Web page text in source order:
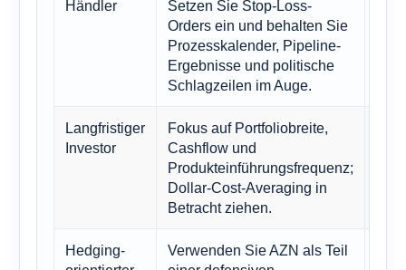
Händler
Setzen Sie Stop-Loss-
Orders ein und behalten Sie
Prozesskalender, Pipeline-
Ergebnisse und politische
Schlagzeilen im Auge.
Langfristiger
Investor
Fokus auf Portfoliobreite,
Cashflow und
Produkteinführungsfrequenz;
Dollar-Cost-Averaging in
Betracht ziehen.
Hedging-
Verwenden Sie AZN als Teil